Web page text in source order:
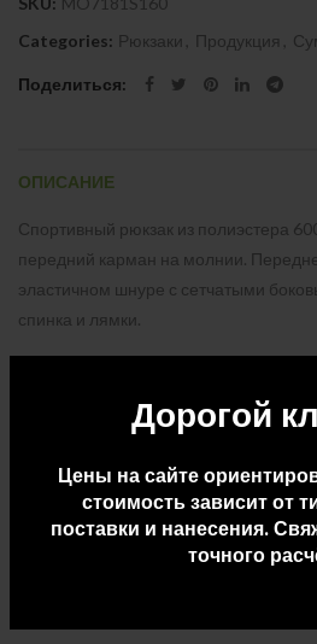
Дорогой
Цены на сайте
стоимость зависит от
поставки и нанесения.
точного
Categories: Рюкзаки Продукция
Поделиться
ОПИСАНИЕ
Спортивный рюкзак из полиэстера
передний карман на молнии.
эластичном шнуре с сетчатыми
спинка и лямки.
ДОПОЛНИТЕЛЬНАЯ ИНФОРМАЦИЯ
ДОСТАВКА И ОПЛАТА